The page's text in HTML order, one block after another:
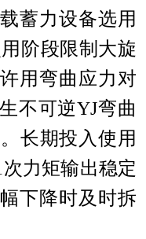
蓄力设备选用
阶段限制大旋
用弯曲应力对
不可逆YJ弯曲
长期投入使用
次力矩输出稳定
下降时及时拆